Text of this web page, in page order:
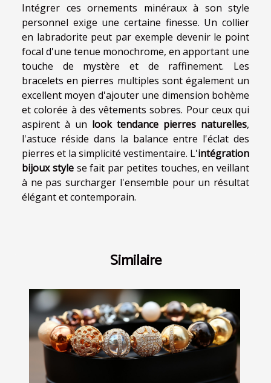
Intégrer ces ornements minéraux à son style
personnel exige une certaine finesse. Un collier
en labradorite peut par exemple devenir le point
focal d'une tenue monochrome, en apportant une
touche de mystère et de raffinement. Les
bracelets en pierres multiples sont également un
excellent moyen d'ajouter une dimension bohème
et colorée à des vêtements sobres. Pour ceux qui
aspirent à un look tendance pierres naturelles,
l'astuce réside dans la balance entre l'éclat des
pierres et la simplicité vestimentaire. L'intégration
bijoux stylese fait par petites touches, en veillant
à ne pas surcharger l'ensemble pour un résultat
élégant et contemporain.
Similaire